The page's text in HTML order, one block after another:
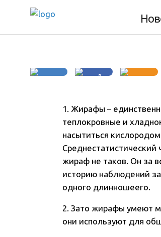
1
1. Жирафы –
теплокровные и
насытиться
Среднестатистический
жираф не таков. Он за
историю наблюдений
одного длинношеего.
2. Зато жирафы умеют
они используют для